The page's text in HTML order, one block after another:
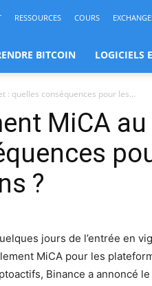
RESSOURCES COURS
BITCOIN LOGICIELS
: quelles conséquences pour les...
MiCA au
?
jours de l’entrée en
MiCA pour les
Binance a annoncé